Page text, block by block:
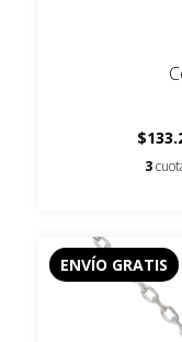
3
ENVÍO GRATIS